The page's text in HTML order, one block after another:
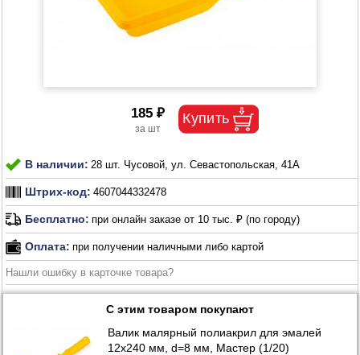
185 ₽
В наличии: 28 шт. Чусовой, ул. Севастопольская, 41А
Штрих-код: 4607044332478
Бесплатно: при онлайн заказе от 10 тыс. ₽ (по городу)
Оплата: при получении наличными либо картой
Нашли ошибку в карточке товара?
С этим товаром покупают
Валик малярный полиакрил для эмалей
12х240 мм, d=8 мм, Мастер (1/20)